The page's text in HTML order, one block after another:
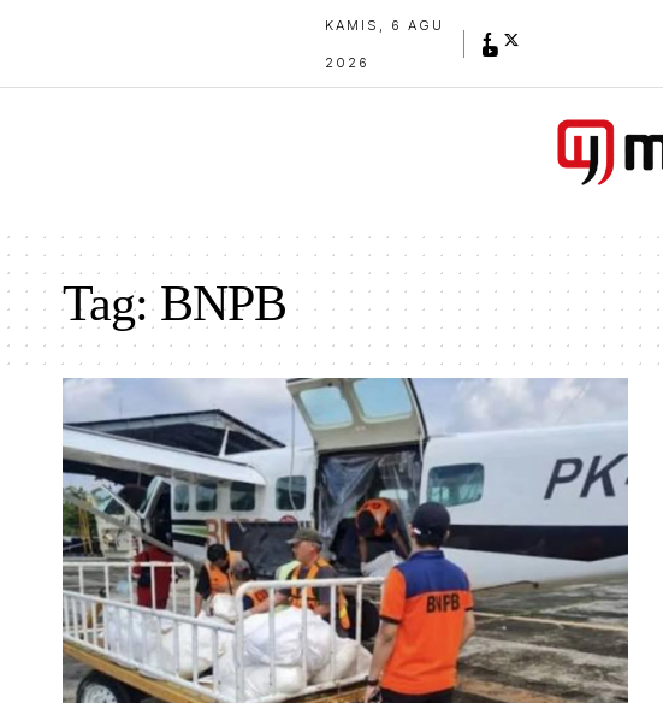
KAMIS, 6 AGU
2026
Tag:BNPB